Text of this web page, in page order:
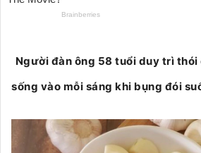
Người đàn ông 58 tuổi duy trì thói
sống vào mỗi sáng khi bụng đói